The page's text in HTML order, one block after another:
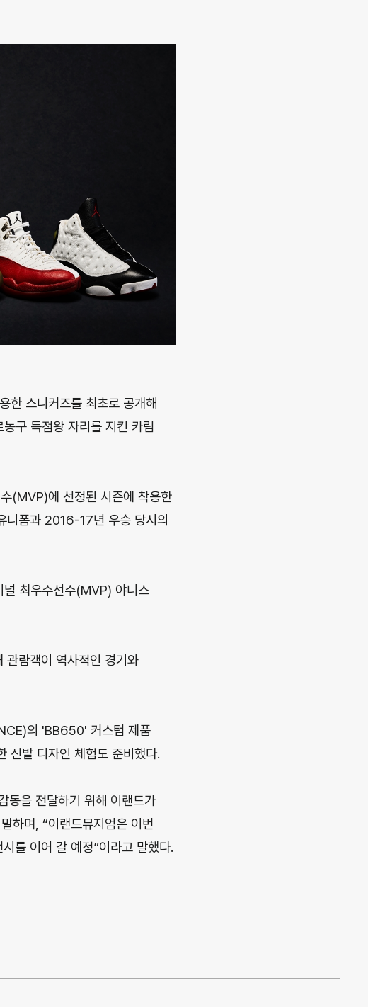
한 스니커즈를 최초로 공개해
구 득점왕 자리를 지킨 카림
(MVP)에 선정된 시즌에 착용한
니폼과 2016-17년 우승 당시의
최우수선수(MVP) 야니스
관람객이 역사적인 경기와
의 'BB650' 커스텀 제품
신발 디자인 체험도 준비했다.
동을 전달하기 위해 이랜드가
하며, “이랜드뮤지엄은 이번
를 이어 갈 예정”이라고 말했다.